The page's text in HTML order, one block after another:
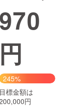
チャレンジ
Creation
ュニティ
970
円
245%
目標金額は
円